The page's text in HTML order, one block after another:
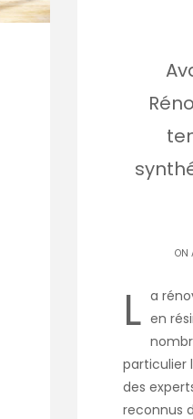
ON
L a
en
particulier
des
reconnus